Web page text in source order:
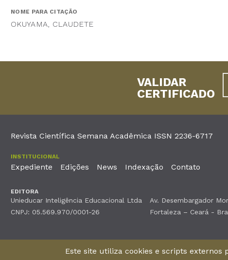
NOME PARA CITAÇÃO
OKUYAMA, CLAUDETE
VALIDAR
CERTIFICADO
Revista Científica Semana Acadêmica ISSN 2236-6717
INSTITUCIONAL
Expediente Edições News Indexação Contato
EDITORA
Unieducar Inteligência Educacional Ltda
CNPJ: 05.569.970/0001-26
Av. Desembargador
Fortaleza – Ceará -
©2026Todos os direitos reservados
Este site utiliza cookies e scripts externos